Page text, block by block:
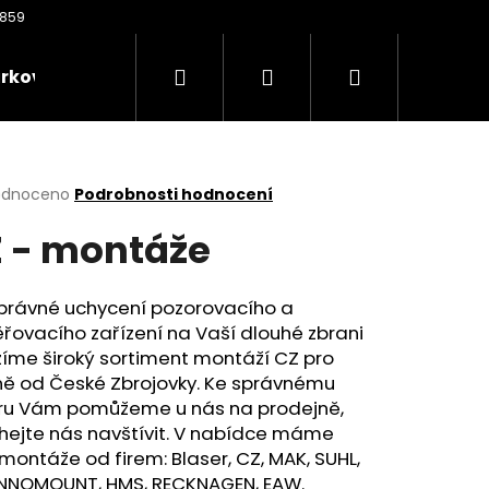
poukazy Oděvy Kontakty
Hledat PřihlášeníNákupní
Podrobnosti hodnocení
- montáže
uchycení pozorovacího a
zařízení na Vaší dlouhé zbrani
široký sortiment montáží CZ pro
od České Zbrojovky. Ke správnému
Vám pomůžeme u nás na prodejně,
nás navštívit. V nabídce máme
od firem: Blaser, CZ, MAK, SUHL,
HMS, RECKNAGEN, EAW.
Následující